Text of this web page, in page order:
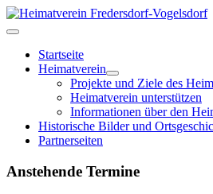
Startseite
Heimatverein
Projekte und Ziele des
Heimatverein unterstützen
Informationen über den
Historische Bilder und
Partnerseiten
Anstehende Termine